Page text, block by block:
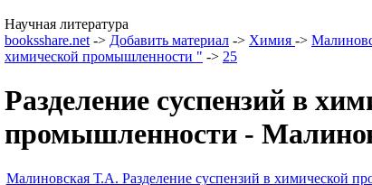
Научная литература
booksshare.net -> Добавить материал -> Химия ->
химической промышленности " -> 25
Разделение суспензий в
промышленности -
Малиновская Т.А. Разделение суспензий в химической